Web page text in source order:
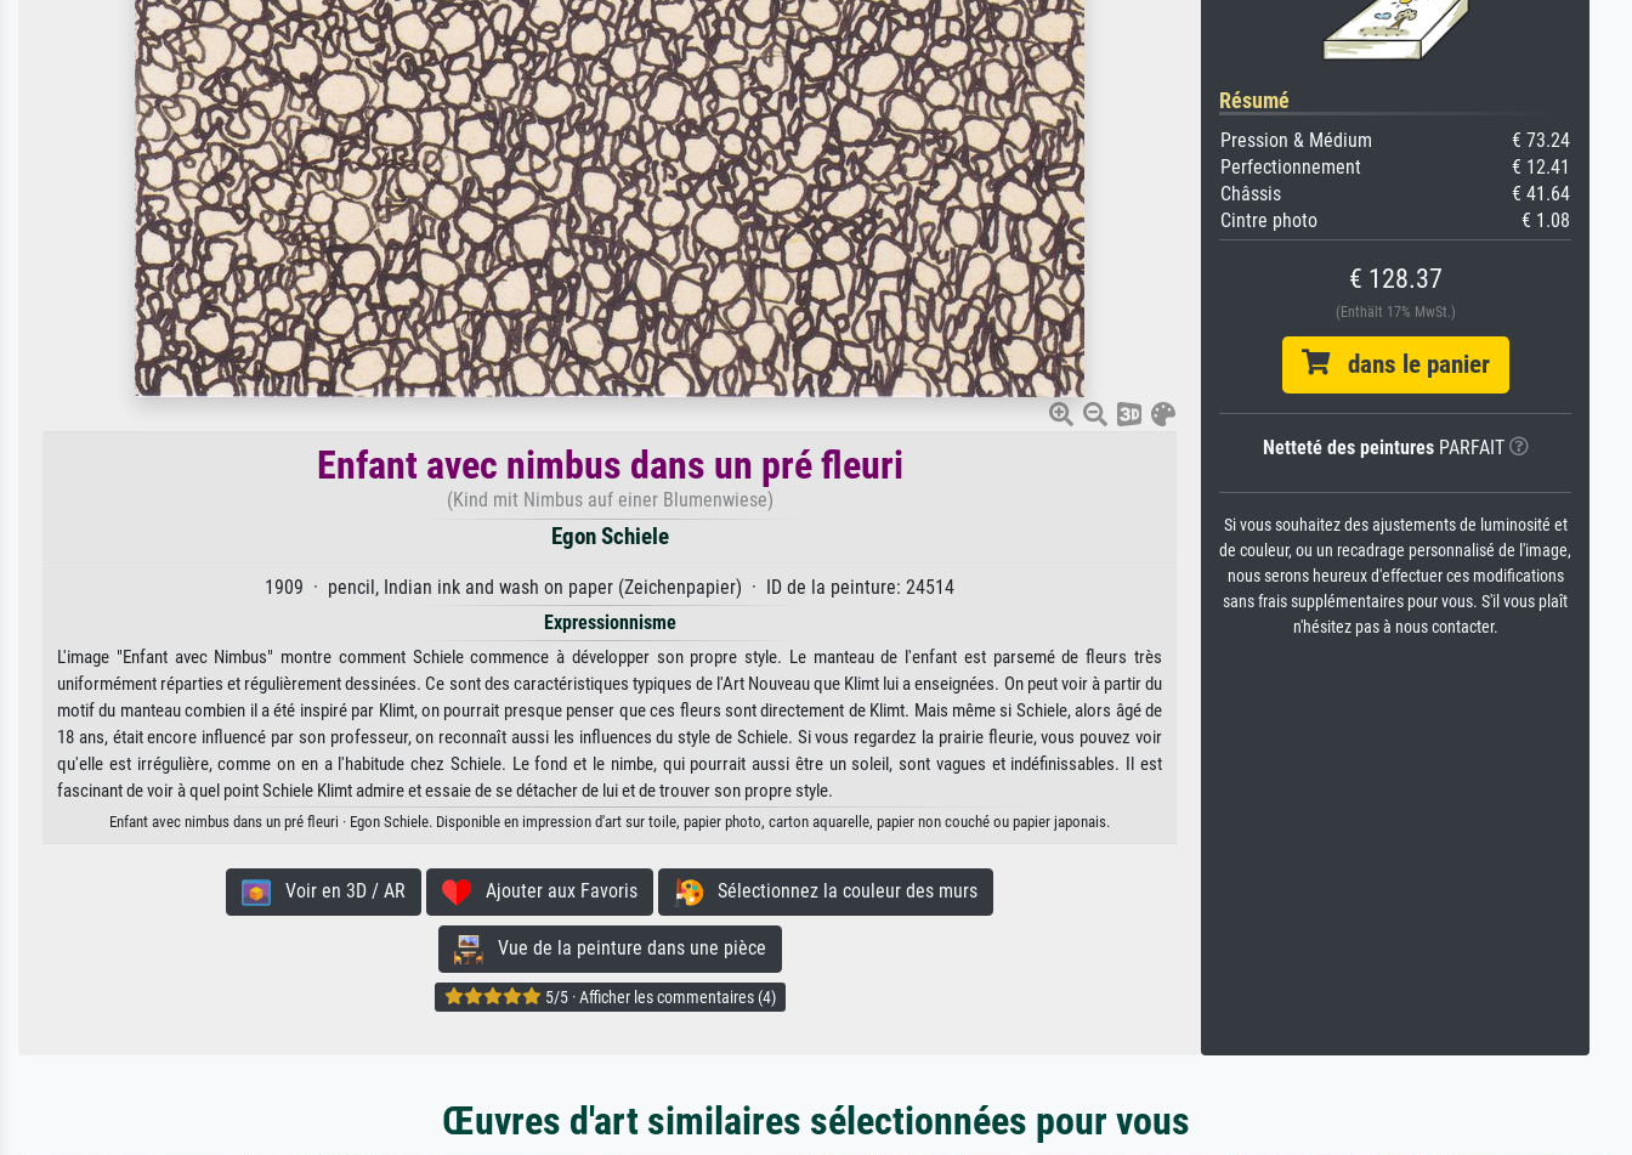
Enfant avec nimbus dans un pré fleuri
(Kind mit Nimbus auf einer Blumenwiese)
Egon Schiele
1909 · pencil, Indian ink and wash on paper (Zeichenpapier) · ID de la peinture: 24514
Expressionnisme
L'image "Enfant avec Nimbus" montre comment Schiele commence à développer son propre style. Le manteau de l'enfant est parsemé de fleurs très
uniformément réparties et régulièrement dessinées. Ce sont des caractéristiques typiques de l'Art Nouveau que Klimt lui a enseignées. On peut voir à partir du
motif du manteau combien il a été inspiré par Klimt, on pourrait presque penser que ces fleurs sont directement de Klimt. Mais même si Schiele, alors âgé de
18 ans, était encore influencé par son professeur, on reconnaît aussi les influences du style de Schiele. Si vous regardez la prairie fleurie, vous pouvez voir
qu'elle est irrégulière, comme on en a l'habitude chez Schiele. Le fond et le nimbe, qui pourrait aussi être un soleil, sont vagues et indéfinissables. Il est
fascinant de voir à quel point Schiele Klimt admire et essaie de se détacher de lui et de trouver son propre style.
Enfant avec nimbus dans un pré fleuri · Egon Schiele. Disponible en impression d'art sur toile, papier photo, carton aquarelle, papier non couché ou papier japonais.
Voir en 3D / AR Ajouter aux Favoris Sélectionnez la couleur des murs
Vue de la peinture dans une pièce
5/5 · Afficher les commentaires (4)
Résumé
Pression & Médium
€ 73.24
Perfectionnement
€ 12.41
Châssis
€ 41.64
Cintre photo
€ 1.08
€ 128.37
(Enthält 17% MwSt.)
dans le panier
Netteté des peinturesPARFAIT
Si vous souhaitez des ajustements de luminosité et
de couleur, ou un recadrage personnalisé de l'image,
nous serons heureux d'effectuer ces modifications
sans frais supplémentaires pour vous. S'il vous plaît
n'hésitez pas à nous contacter.
Œuvres d'art similaires sélectionnées pour vous